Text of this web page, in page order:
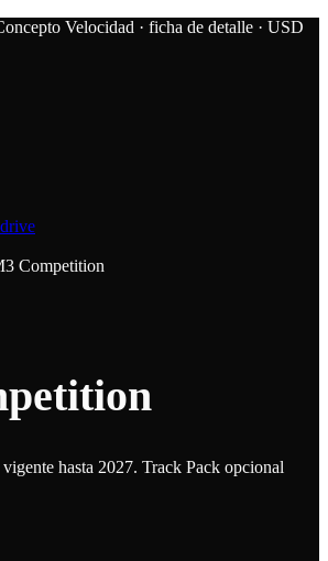
Velocidad · ficha de detalle · USD
Competition
hasta 2027. Track Pack opcional